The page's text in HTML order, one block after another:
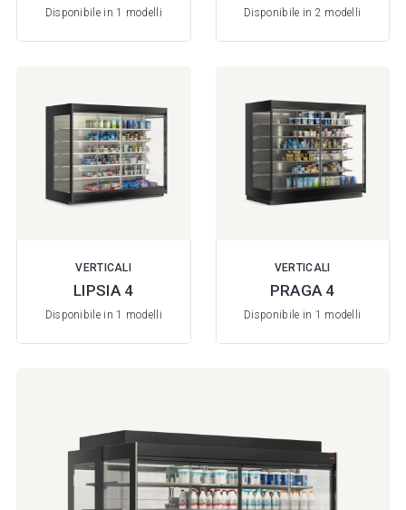
Disponibile in 1 modelli Disponibile in 2 modelli
VERTICALI
LIPSIA 4
Disponibile in 1 modelli
VERTICALI
PRAGA 4
Disponibile in 1 modelli